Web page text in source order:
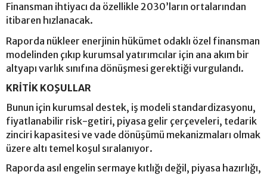
Finansman ihtiyacı da özellikle 2030’ların ortalarından
itibaren hızlanacak.
Raporda nükleer enerjinin hükümet odaklı özel finansman
modelinden çıkıp kurumsal yatırımcılar için ana akım bir
altyapı varlık sınıfına dönüşmesi gerektiği vurgulandı.
KRİTİK KOŞULLAR
Bunun için kurumsal destek, iş modeli standardizasyonu,
fiyatlanabilir risk-getiri, piyasa gelir çerçeveleri, tedarik
zinciri kapasitesi ve vade dönüşümü mekanizmaları olmak
üzere altı temel koşul sıralanıyor.
Raporda asıl engelin sermaye kıtlığı değil, piyasa hazırlığı,